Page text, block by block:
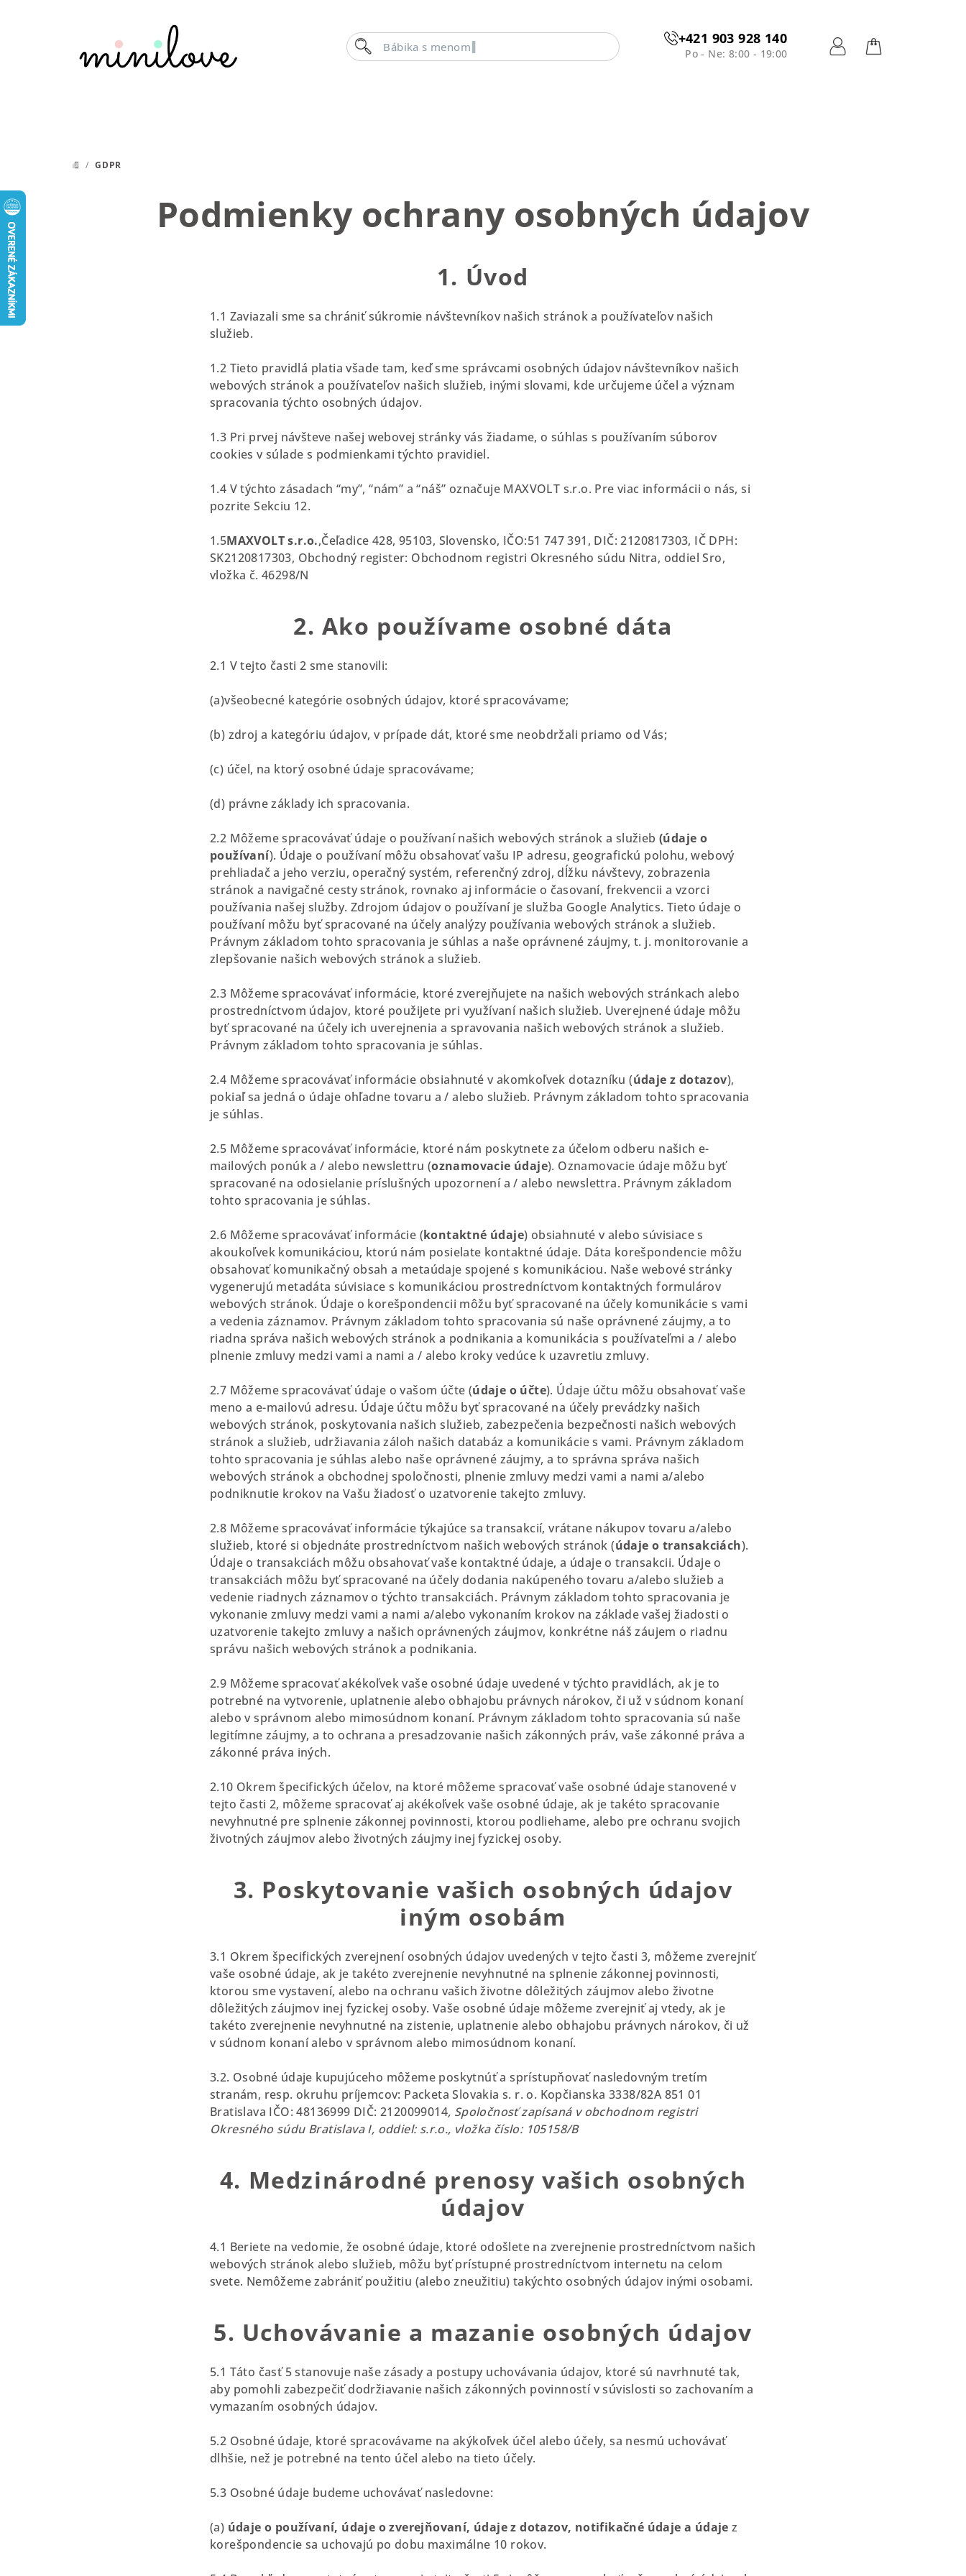
B
Hľadať +421 903 928 140
Po - Ne: 8:00 - 19:00
DOMOV
/ GDPR
Podmienky ochrany osobných údajov
1. Úvod
1.1 Zaviazali sme sa chrániť súkromie návštevníkov našich stránok a používateľov našich
služieb.
1.2 Tieto pravidlá platia všade tam, keď sme správcami osobných údajov návštevníkov našich
webových stránok a používateľov našich služieb, inými slovami, kde určujeme účel a význam
spracovania týchto osobných údajov.
1.3 Pri prvej návšteve našej webovej stránky vás žiadame, o súhlas s používaním súborov
cookies v súlade s podmienkami týchto pravidiel.
1.4 V týchto zásadach “my”, “nám” a “náš” označuje MAXVOLT s.r.o. Pre viac informácii o nás, si
pozrite Sekciu 12.
1.5MAXVOLT s.r.o.,Čeľadice 428, 95103, Slovensko, IČO:51 747 391 , DIČ: 2120817303, IČ DPH:
SK2120817303, Obchodný register: Obchodnom registri Okresného súdu Nitra, oddiel Sro,
vložka č. 46298/N
2. Ako používame osobné dáta
2.1 V tejto časti 2 sme stanovili:
(a)všeobecné kategórie osobných údajov, ktoré spracovávame;
(b) zdroj a kategóriu údajov, v prípade dát, ktoré sme neobdržali priamo od Vás;
(c) účel, na ktorý osobné údaje spracovávame;
(d) právne základy ich spracovania.
2.2 Môžeme spracovávať údaje o používaní našich webových stránok a služieb (údaje o
používaní). Údaje o používaní môžu obsahovať vašu IP adresu, geografickú polohu, webový
prehliadač a jeho verziu, operačný systém, referenčný zdroj, dĺžku návštevy, zobrazenia
stránok a navigačné cesty stránok, rovnako aj informácie o časovaní, frekvencii a vzorci
používania našej služby. Zdrojom údajov o používaní je služba Google Analytics. Tieto údaje o
používaní môžu byť spracované na účely analýzy používania webových stránok a služieb.
Právnym základom tohto spracovania je súhlas a naše oprávnené záujmy, t. j. monitorovanie a
zlepšovanie našich webových stránok a služieb.
2.3 Môžeme spracovávať informácie, ktoré zverejňujete na našich webových stránkach alebo
prostredníctvom údajov, ktoré použijete pri využívaní našich služieb. Uverejnené údaje môžu
byť spracované na účely ich uverejnenia a spravovania našich webových stránok a služieb.
Právnym základom tohto spracovania je súhlas.
2.4 Môžeme spracovávať informácie obsiahnuté v akomkoľvek dotazníku (údaje z dotazov),
pokiaľ sa jedná o údaje ohľadne tovaru a / alebo služieb. Právnym základom tohto spracovania
je súhlas.
2.5 Môžeme spracovávať informácie, ktoré nám poskytnete za účelom odberu našich e-
mailových ponúk a / alebo newslettru (oznamovacie údaje). Oznamovacie údaje môžu byť
spracované na odosielanie príslušných upozornení a / alebo newslettra. Právnym základom
tohto spracovania je súhlas.
2.6 Môžeme spracovávať informácie (kontaktné údaje) obsiahnuté v alebo súvisiace s
akoukoľvek komunikáciou, ktorú nám posielate kontaktné údaje. Dáta korešpondencie môžu
obsahovať komunikačný obsah a metaúdaje spojené s komunikáciou. Naše webové stránky
vygenerujú metadáta súvisiace s komunikáciou prostredníctvom kontaktných formulárov
webových stránok. Údaje o korešpondencii môžu byť spracované na účely komunikácie s vami
a vedenia záznamov. Právnym základom tohto spracovania sú naše oprávnené záujmy, a to
riadna správa našich webových stránok a podnikania a komunikácia s používateľmi a / alebo
plnenie zmluvy medzi vami a nami a / alebo kroky vedúce k uzavretiu zmluvy.
2.7 Môžeme spracovávať údaje o vašom účte (údaje o účte). Údaje účtu môžu obsahovať vaše
meno a e-mailovú adresu. Údaje účtu môžu byť spracované na účely prevádzky našich
webových stránok, poskytovania našich služieb, zabezpečenia bezpečnosti našich webových
stránok a služieb, udržiavania záloh našich databáz a komunikácie s vami. Právnym základom
tohto spracovania je súhlas alebo naše oprávnené záujmy, a to správna správa našich
webových stránok a obchodnej spoločnosti, plnenie zmluvy medzi vami a nami a/alebo
podniknutie krokov na Vašu žiadosť o uzatvorenie takejto zmluvy.
2.8 Môžeme spracovávať informácie týkajúce sa transakcií, vrátane nákupov tovaru a/alebo
služieb, ktoré si objednáte prostredníctvom našich webových stránok (údaje o transakciách).
Údaje o transakciách môžu obsahovať vaše kontaktné údaje, a údaje o transakcii. Údaje o
transakciách môžu byť spracované na účely dodania nakúpeného tovaru a/alebo služieb a
vedenie riadnych záznamov o týchto transakciách. Právnym základom tohto spracovania je
vykonanie zmluvy medzi vami a nami a/alebo vykonaním krokov na základe vašej žiadosti o
uzatvorenie takejto zmluvy a našich oprávnených záujmov, konkrétne náš záujem o riadnu
správu našich webových stránok a podnikania.
2.9 Môžeme spracovať akékoľvek vaše osobné údaje uvedené v týchto pravidlách, ak je to
potrebné na vytvorenie, uplatnenie alebo obhajobu právnych nárokov, či už v súdnom konaní
alebo v správnom alebo mimosúdnom konaní. Právnym základom tohto spracovania sú naše
legitímne záujmy, a to ochrana a presadzovanie našich zákonných práv, vaše zákonné práva a
zákonné práva iných.
2.10 Okrem špecifických účelov, na ktoré môžeme spracovať vaše osobné údaje stanovené v
tejto časti 2, môžeme spracovať aj akékoľvek vaše osobné údaje, ak je takéto spracovanie
nevyhnutné pre splnenie zákonnej povinnosti, ktorou podliehame, alebo pre ochranu svojich
životných záujmov alebo životných záujmy inej fyzickej osoby.
3. Poskytovanie vašich osobných údajov
iným osobám
3.1 Okrem špecifických zverejnení osobných údajov uvedených v tejto časti 3, môžeme zverejniť
vaše osobné údaje, ak je takéto zverejnenie nevyhnutné na splnenie zákonnej povinnosti,
ktorou sme vystavení, alebo na ochranu vašich životne dôležitých záujmov alebo životne
dôležitých záujmov inej fyzickej osoby. Vaše osobné údaje môžeme zverejniť aj vtedy, ak je
takéto zverejnenie nevyhnutné na zistenie, uplatnenie alebo obhajobu právnych nárokov, či už
v súdnom konaní alebo v správnom alebo mimosúdnom konaní.
3.2. Osobné údaje kupujúceho môžeme poskytnúť a sprístupňovať nasledovným tretím
stranám, resp. okruhu príjemcov: Packeta Slovakia s. r. o. Kopčianska 3338/82A 851 01
Bratislava IČO: 48136999 DIČ: 2120099014, Spoločnosť zapísaná v obchodnom registri
Okresného súdu Bratislava I, oddiel: s.r.o., vložka číslo: 105158/B
4. Medzinárodné prenosy vašich osobných
údajov
4.1 Beriete na vedomie, že osobné údaje, ktoré odošlete na zverejnenie prostredníctvom našich
webových stránok alebo služieb, môžu byť prístupné prostredníctvom internetu na celom
svete. Nemôžeme zabrániť použitiu (alebo zneužitiu) takýchto osobných údajov inými osobami.
5. Uchovávanie a mazanie osobných údajov
5.1 Táto časť 5 stanovuje naše zásady a postupy uchovávania údajov, ktoré sú navrhnuté tak,
aby pomohli zabezpečiť dodržiavanie našich zákonných povinností v súvislosti so zachovaním a
vymazaním osobných údajov.
5.2 Osobné údaje, ktoré spracovávame na akýkoľvek účel alebo účely, sa nesmú uchovávať
dlhšie, než je potrebné na tento účel alebo na tieto účely.
5.3 Osobné údaje budeme uchovávať nasledovne:
(a) údaje o používaní, údaje o zverejňovaní, údaje z dotazov, notifikačné údaje a údaje z
korešpondencie sa uchovajú po dobu maximálne 10 rokov.